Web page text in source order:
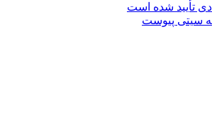
تأیید شده است
سیتی پیوست